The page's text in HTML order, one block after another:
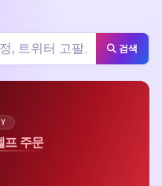
검색